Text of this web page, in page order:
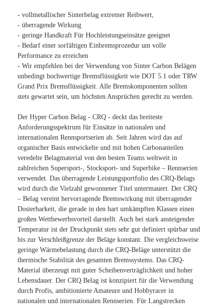
- vollmetallischer Sinterbelag extremer Reibwert,
- überragende Wirkung
- geringe Handkraft Für Hochleistungseinsätze geeignet
- Bedarf einer sorfältigen Einbremsprozedur um volle
Performance zu erreichen
- Wir empfehlen bei der Verwendung von Sinter Carbon Belägen
unbedingt hochwertige Bremsflüssigkeit wie DOT 5.1 oder TRW
Grand Prix Bremsflüssigkeit. Alle Bremskomponenten sollten
stets gewartet sein, um höchsten Ansprüchen gerecht zu werden.
Der Hyper Carbon Belag - CRQ - deckt das breiteste
Anforderungsspektrum für Einsätze in nationalen und
internationalen Rennsportserien ab. Seit Jahren wird das auf
organischer Basis entwickelte und mit hohen Carbonanteilen
veredelte Belagmaterial von den besten Teams weltweit in
zahlreichen Supersport-, Stocksport- und Superbike – Rennserien
verwendet. Das überragende Leistungsportfolio des CRQ-Belags
wird durch die Vielzahl gewonnener Titel untermauert. Der CRQ
– Belag vereint hervorragende Bremswirkung mit überragender
Dosierbarkeit, die gerade in den hart umkämpften Klassen einen
großen Wettbewerbsvorteil darstellt. Auch bei stark ansteigender
Temperatur ist der Druckpunkt stets sehr gut definiert spürbar und
bis zur Verschleißgrenze der Beläge konstant. Die vergleichsweise
geringe Wärmebelastung durch die CRQ-Beläge unterstützt die
thermische Stabilität des gesamten Bremssystems. Das CRQ-
Material überzeugt mit guter Scheibenverträglichkeit und hoher
Lebensdauer. Der CRQ Belag ist konzipiert für die Verwendung
durch Profis, ambitionierte Amateure und Hobbyracer in
nationalen und internationalen Rennserien. Für Langstrecken